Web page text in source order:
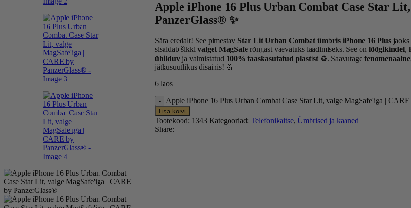
Apple iPhone 16 Plus Urban Combat Case Star
PanzerGlass® ✨
Sära eredalt! See pimestav Star Lit Urban Combat ümbris iPhone 16 Plus
sisaldab šikkivalget MagSafe rõngast vaevatuks laadimiseks. See onlöögikindel,
ühilduv ja valmistatud 100% taaskasutatud plastist ♻️. Saavutage
jätkusuutlikus disainis! 💪
6 laos
Apple iPhone 16 Plus Urban Combat Case Star Lit, valge MagSafe'iga |
Lisa korvi
Tootekood: 1343Kategooriad: Telefonikaitse, Ümbrised ja kaaned
Share: